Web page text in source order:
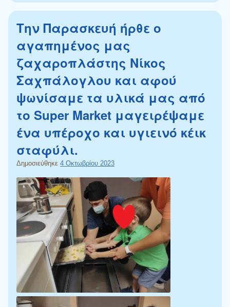
Την Παρασκευή ήρθε ο
αγαπημένος μας
ζαχαροπλάστης Νίκος
Σαχπάλογλου και αφού
ψωνίσαμε τα υλικά μας από
το Super Market μαγειρέψαμε
ένα υπέροχο και υγιεινό κέικ
σταφύλι.
Δημοσιεύθηκε 4 Οκτωβρίου 2023